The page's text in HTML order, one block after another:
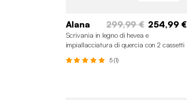
Alana 299,99 € 254,99 €
Scrivania in legno di hevea e
impiallacciatura di quercia con 2 cassetti
5 (1)